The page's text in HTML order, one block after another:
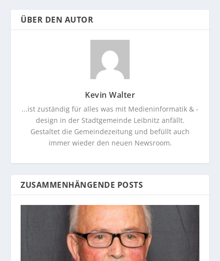
ÜBER DEN AUTOR
Kevin Walter
...ist zuständig für alles was mit Medieninformatik & -
design in der Stadtgemeinde Leibnitz anfällt.
Gestaltet die Gemeindezeitung und befüllt auch
immer wieder den neuen Newsroom.
ZUSAMMENHÄNGENDE POSTS